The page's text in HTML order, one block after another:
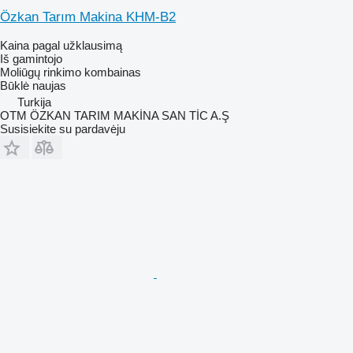
Özkan Tarım Makina KHM-B2
Kaina pagal užklausimą
Iš gamintojo
Moliūgų rinkimo kombainas
Būklė naujas
Turkija
OTM ÖZKAN TARIM MAKİNA SAN TİC A.Ş
Susisiekite su pardavėju